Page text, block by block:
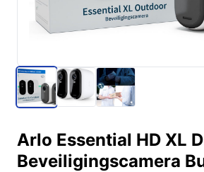
Arlo Essential HD XL
Beveiligingscamera